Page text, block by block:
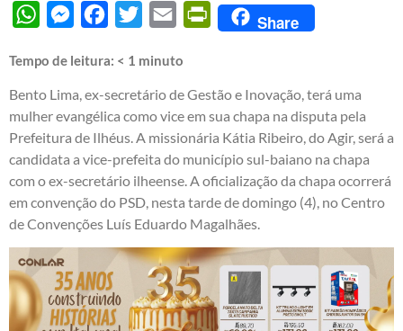
WhatsAppMessengerFacebook
Twitter Email PrintFriendly
Share
Tempo de leitura: < 1 minuto
Bento Lima, ex-secretário de Gestão e Inovação, terá uma
mulher evangélica como vice em sua chapa na disputa pela
Prefeitura de Ilhéus. A missionária Kátia Ribeiro, do Agir, será a
candidata a vice-prefeita do município sul-baiano na chapa
com o ex-secretário ilheense. A oficialização da chapa ocorrerá
em convenção do PSD, nesta tarde de domingo (4), no Centro
de Convenções Luís Eduardo Magalhães.